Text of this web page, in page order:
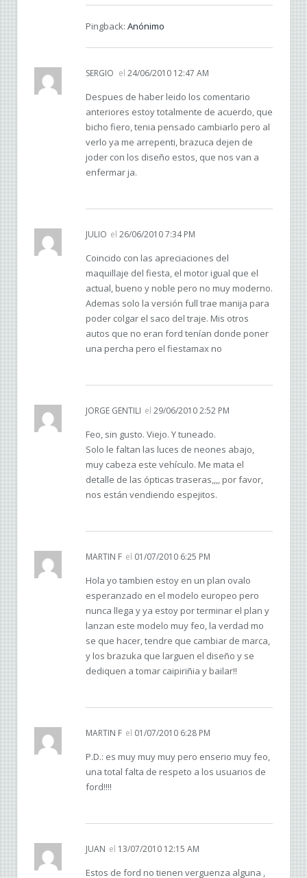
Pingback: Anónimo
SERGIO el 24/06/2010 12:47 AM
Despues de haber leido los comentario
anteriores estoy totalmente de acuerdo, que
bicho fiero, tenia pensado cambiarlo pero al
verlo ya me arrepenti, brazuca dejen de
joder con los diseño estos, que nos van a
enfermar ja.
JULIO el 26/06/2010 7:34 PM
Coincido con las apreciaciones del
maquillaje del fiesta, el motor igual que el
actual, bueno y noble pero no muy moderno.
Ademas solo la versión full trae manija para
poder colgar el saco del traje. Mis otros
autos que no eran ford tenían donde poner
una percha pero el fiestamax no
JORGE GENTILI el 29/06/2010 2:52 PM
Feo, sin gusto. Viejo. Y tuneado.
Solo le faltan las luces de neones abajo,
muy cabeza este vehículo. Me mata el
detalle de las ópticas traseras,,,, por favor,
nos están vendiendo espejitos.
MARTIN F el 01/07/2010 6:25 PM
Hola yo tambien estoy en un plan ovalo
esperanzado en el modelo europeo pero
nunca llega y ya estoy por terminar el plan y
lanzan este modelo muy feo, la verdad mo
se que hacer, tendre que cambiar de marca,
y los brazuka que larguen el diseño y se
dediquen a tomar caipiriñia y bailar!!
MARTIN F el 01/07/2010 6:28 PM
P.D.: es muy muy muy pero enserio muy feo,
una total falta de respeto a los usuarios de
ford!!!!
JUAN el 13/07/2010 12:15 AM
Estos de ford no tienen verguenza alguna ,